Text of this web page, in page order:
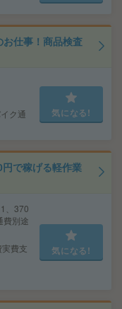
仕事！商品検査
ク通
気になる!
で稼げる軽作業
、370
費別途
費支
気になる!